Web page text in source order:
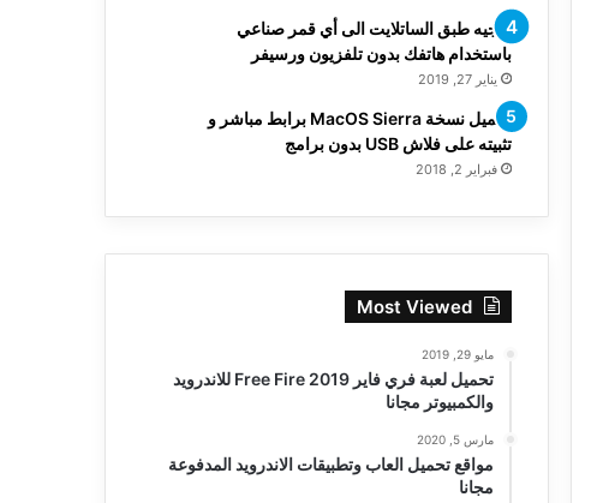
توجيه طبق الساتلايت الى أي قمر صناعي
باستخدام هاتفك بدون تلفزيون ورسيفر
يناير 27, 2019
تحميل نسخة MacOS Sierra برابط مباشر و
تثبيته على فلاش USB بدون برامج
فبراير 2, 2018
Most Viewed
مايو 29, 2019
تحميل لعبة فري فاير Free Fire 2019 للاندرويد
والكمبيوتر مجانا
مارس 5, 2020
مواقع تحميل العاب وتطبيقات الاندرويد المدفوعة
مجانا